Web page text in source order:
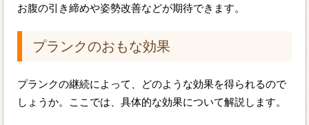
お腹の引き締めや姿勢改善などが期待できます。
プランクのおもな効果
プランクの継続によって、どのような効果を得られるので
しょうか。ここでは、具体的な効果について解説します。